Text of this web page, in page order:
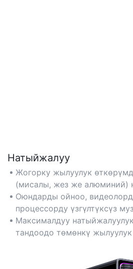
Натыйжалуу
Жогорку жылуулук
(мисалы, жез же алюминий)
процессорлору үчүн
таркатууну камсыз кылат
жумуштар учурунда эң
өндүрүмдүүлүктү сактайт.
Оюндарды ойноо,
процессорду үзгүлтүксүз
болгон оор көп
Максималдуу
тандоодо төмөнкү